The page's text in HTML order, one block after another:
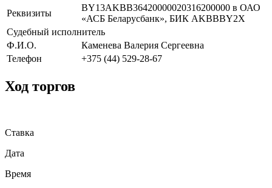
Реквизиты
BY13AKBB36420000020316200000 в ОАО
«АСБ Беларусбанк», БИК AKBBBY2X
Судебный исполнитель
Ф.И.О.
Каменева Валерия Сергеевна
Телефон
+375 (44) 529-28-67
Ход торгов
Ставка
Дата
Время